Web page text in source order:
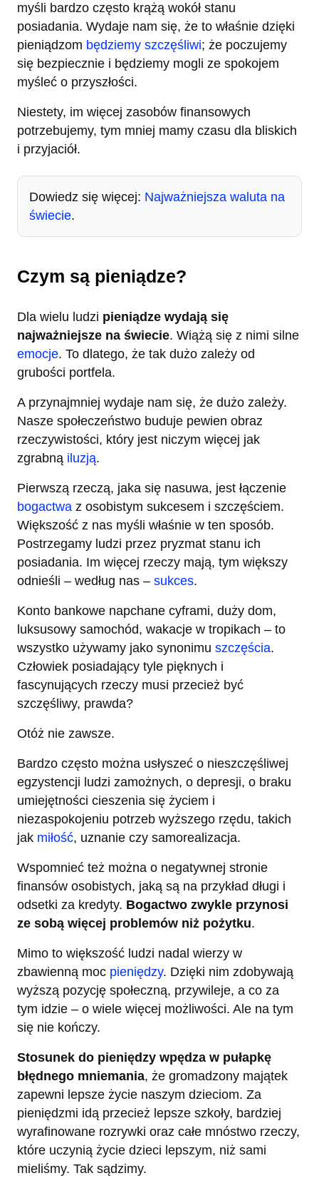
myśli bardzo często krążą wokół stanu
posiadania. Wydaje nam się, że to właśnie dzięki
pieniądzom będziemy szczęśliwi; że poczujemy
się bezpiecznie i będziemy mogli ze spokojem
myśleć o przyszłości.
Niestety, im więcej zasobów finansowych
potrzebujemy, tym mniej mamy czasu dla bliskich
i przyjaciół.
Dowiedz się więcej: Najważniejsza waluta na
świecie.
Czym są pieniądze?
Dla wielu ludzi pieniądze wydają się
najważniejsze na świecie. Wiążą się z nimi silne
emocje. To dlatego, że tak dużo zależy od
grubości portfela.
A przynajmniej wydaje nam się, że dużo zależy.
Nasze społeczeństwo buduje pewien obraz
rzeczywistości, który jest niczym więcej jak
zgrabną iluzją.
Pierwszą rzeczą, jaka się nasuwa, jest łączenie
bogactwa z osobistym sukcesem i szczęściem.
Większość z nas myśli właśnie w ten sposób.
Postrzegamy ludzi przez pryzmat stanu ich
posiadania. Im więcej rzeczy mają, tym większy
odnieśli – według nas – sukces.
Konto bankowe napchane cyframi, duży dom,
luksusowy samochód, wakacje w tropikach – to
wszystko używamy jako synonimu szczęścia.
Człowiek posiadający tyle pięknych i
fascynujących rzeczy musi przecież być
szczęśliwy, prawda?
Otóż nie zawsze.
Bardzo często można usłyszeć o nieszczęśliwej
egzystencji ludzi zamożnych, o depresji, o braku
umiejętności cieszenia się życiem i
niezaspokojeniu potrzeb wyższego rzędu, takich
jak miłość, uznanie czy samorealizacja.
Wspomnieć też można o negatywnej stronie
finansów osobistych, jaką są na przykład długi i
odsetki za kredyty. Bogactwo zwykle przynosi
ze sobą więcej problemów niż pożytku.
Mimo to większość ludzi nadal wierzy w
zbawienną moc pieniędzy. Dzięki nim zdobywają
wyższą pozycję społeczną, przywileje, a co za
tym idzie – o wiele więcej możliwości. Ale na tym
się nie kończy.
Stosunek do pieniędzy wpędza w pułapkę
błędnego mniemania, że gromadzony majątek
zapewni lepsze życie naszym dzieciom. Za
pieniędzmi idą przecież lepsze szkoły, bardziej
wyrafinowane rozrywki oraz całe mnóstwo rzeczy,
które uczynią życie dzieci lepszym, niż sami
mieliśmy. Tak sądzimy.